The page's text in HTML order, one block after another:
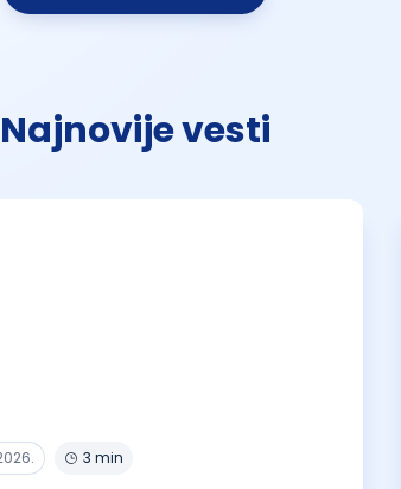
Najnovije vesti
3 min